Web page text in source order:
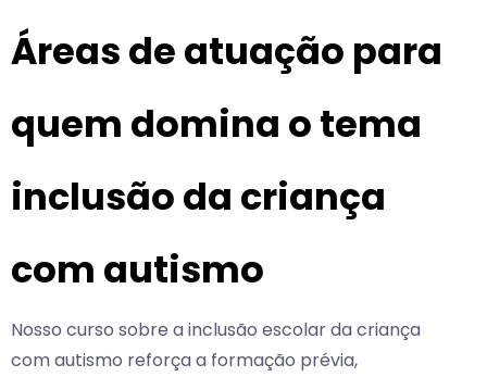
Áreas de atuação para
quem domina o tema
inclusão da criança
com autismo
Nosso curso sobre a inclusão escolar da criança
com autismo reforça a formação prévia,